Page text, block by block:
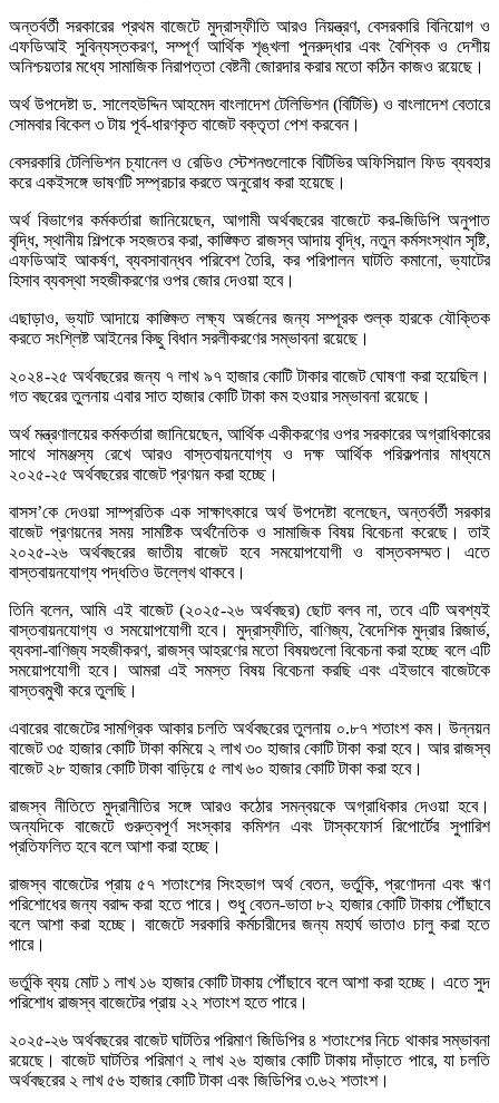
অন্তর্বর্তী সরকারের প্রথম বাজেটে মুদ্রাস্ফীতি আরও নিয়ন্ত্রণ, বেসরকারি বিনিয়োগ ও
এফডিআই সুবিন্যস্তকরণ, সম্পূর্ণ আর্থিক শৃঙ্খলা পুনরুদ্ধার এবং বৈশ্বিক ও দেশীয়
অনিশ্চয়তার মধ্যে সামাজিক নিরাপত্তা বেষ্টনী জোরদার করার মতো কঠিন কাজও রয়েছে।
অর্থ উপদেষ্টা ড. সালেহউদ্দিন আহমেদ বাংলাদেশ টেলিভিশন (বিটিভি) ও বাংলাদেশ বেতারে
সোমবার বিকেল ৩ টায় পূর্ব-ধারণকৃত বাজেট বক্তৃতা পেশ করবেন।
বেসরকারি টেলিভিশন চ্যানেল ও রেডিও স্টেশনগুলোকে বিটিভির অফিসিয়াল ফিড ব্যবহার
করে একইসঙ্গে ভাষণটি সম্প্রচার করতে অনুরোধ করা হয়েছে।
অর্থ বিভাগের কর্মকর্তারা জানিয়েছেন, আগামী অর্থবছরের বাজেটে কর-জিডিপি অনুপাত
বৃদ্ধি, স্থানীয় শিল্পকে সহজতর করা, কাঙ্ক্ষিত রাজস্ব আদায় বৃদ্ধি, নতুন কর্মসংস্থান সৃষ্টি,
এফডিআই আকর্ষণ, ব্যবসাবান্ধব পরিবেশ তৈরি, কর পরিপালন ঘাটতি কমানো, ভ্যাটের
হিসাব ব্যবস্থা সহজীকরণের ওপর জোর দেওয়া হবে।
এছাড়াও, ভ্যাট আদায়ে কাঙ্ক্ষিত লক্ষ্য অর্জনের জন্য সম্পূরক শুল্ক হারকে যৌক্তিক
করতে সংশ্লিষ্ট আইনের কিছু বিধান সরলীকরণের সম্ভাবনা রয়েছে।
২০২৪-২৫ অর্থবছরের জন্য ৭ লাখ ৯৭ হাজার কোটি টাকার বাজেট ঘোষণা করা হয়েছিল।
গত বছরের তুলনায় এবার সাত হাজার কোটি টাকা কম হওয়ার সম্ভাবনা রয়েছে।
অর্থ মন্ত্রণালয়ের কর্মকর্তারা জানিয়েছেন, আর্থিক একীকরণের ওপর সরকারের অগ্রাধিকারের
সাথে সামঞ্জস্য রেখে আরও বাস্তবায়নযোগ্য ও দক্ষ আর্থিক পরিকল্পনার মাধ্যমে
২০২৫-২৫ অর্থবছরের বাজেট প্রণয়ন করা হচ্ছে।
বাসস’কে দেওয়া সাম্প্রতিক এক সাক্ষাৎকারে অর্থ উপদেষ্টা বলেছেন, অন্তর্বর্তী সরকার
বাজেট প্রণয়নের সময় সামষ্টিক অর্থনৈতিক ও সামাজিক বিষয় বিবেচনা করেছে। তাই
২০২৫-২৬ অর্থবছরের জাতীয় বাজেট হবে সময়োপযোগী ও বাস্তবসম্মত। এতে
বাস্তবায়নযোগ্য পদ্ধতিও উল্লেখ থাকবে।
তিনি বলেন, আমি এই বাজেট (২০২৫-২৬ অর্থবছর) ছোট বলব না, তবে এটি অবশ্যই
বাস্তবায়নযোগ্য ও সময়োপযোগী হবে। মুদ্রাস্ফীতি, বাণিজ্য, বৈদেশিক মুদ্রার রিজার্ভ,
ব্যবসা-বাণিজ্য সহজীকরণ, রাজস্ব আহরণের মতো বিষয়গুলো বিবেচনা করা হচ্ছে বলে এটি
সময়োপযোগী হবে। আমরা এই সমস্ত বিষয় বিবেচনা করছি এবং এইভাবে বাজেটকে
বাস্তবমুখী করে তুলছি।
এবারের বাজেটের সামগ্রিক আকার চলতি অর্থবছরের তুলনায় ০.৮৭ শতাংশ কম। উন্নয়ন
বাজেট ৩৫ হাজার কোটি টাকা কমিয়ে ২ লাখ ৩০ হাজার কোটি টাকা করা হবে। আর রাজস্ব
বাজেট ২৮ হাজার কোটি টাকা বাড়িয়ে ৫ লাখ ৬০ হাজার কোটি টাকা করা হবে।
রাজস্ব নীতিতে মুদ্রানীতির সঙ্গে আরও কঠোর সমন্বয়কে অগ্রাধিকার দেওয়া হবে।
অন্যদিকে বাজেটে গুরুত্বপূর্ণ সংস্কার কমিশন এবং টাস্কফোর্স রিপোর্টের সুপারিশ
প্রতিফলিত হবে বলে আশা করা হচ্ছে।
রাজস্ব বাজেটের প্রায় ৫৭ শতাংশের সিংহভাগ অর্থ বেতন, ভর্তুকি, প্রণোদনা এবং ঋণ
পরিশোধের জন্য বরাদ্দ করা হতে পারে। শুধু বেতন-ভাতা ৮২ হাজার কোটি টাকায় পৌঁছাবে
বলে আশা করা হচ্ছে। বাজেটে সরকারি কর্মচারীদের জন্য মহার্ঘ ভাতাও চালু করা হতে
পারে।
ভর্তুকি ব্যয় মোট ১ লাখ ১৬ হাজার কোটি টাকায় পৌঁছাবে বলে আশা করা হচ্ছে। এতে সুদ
পরিশোধ রাজস্ব বাজেটের প্রায় ২২ শতাংশ হতে পারে।
২০২৫-২৬ অর্থবছরের বাজেট ঘাটতির পরিমাণ জিডিপির ৪ শতাংশের নিচে থাকার সম্ভাবনা
রয়েছে। বাজেট ঘাটতির পরিমাণ ২ লাখ ২৬ হাজার কোটি টাকায় দাঁড়াতে পারে, যা চলতি
অর্থবছরের ২ লাখ ৫৬ হাজার কোটি টাকা এবং জিডিপির ৩.৬২ শতাংশ।